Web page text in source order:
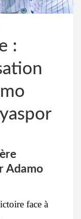
:
Adamo
face à